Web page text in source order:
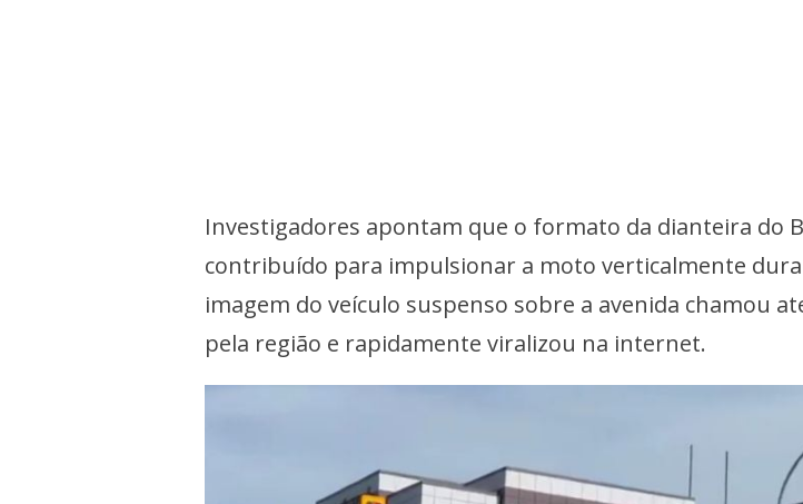
Investigadores apontam que o formato da dianteira do
contribuído para impulsionar a moto verticalmente
imagem do veículo suspenso sobre a avenida chamou
pela região e rapidamente viralizou na internet.